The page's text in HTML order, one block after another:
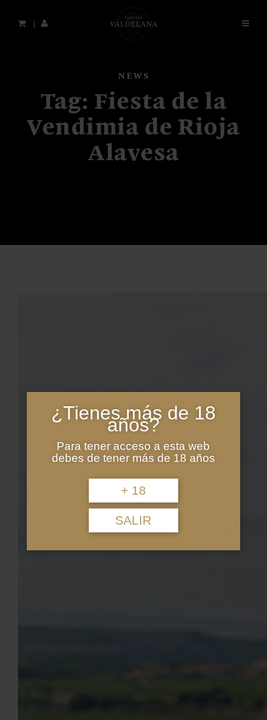
main
NEWS
Tag: Fiesta de la
Vendimia de Rioja
Alavesa
¿Tienes más de 18
años?
Para tener acceso a esta web
debes de tener más de 18 años
+ 18
SALIR